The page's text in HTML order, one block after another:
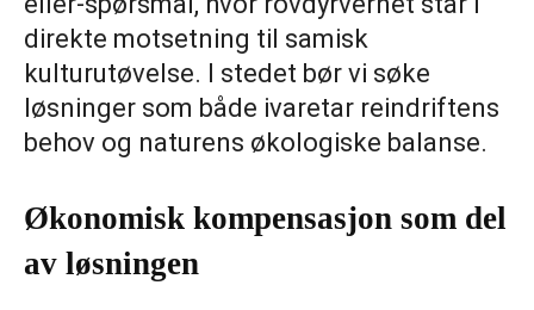
direkte motsetning til samisk
kulturutøvelse. I stedet bør vi søke
løsninger som både ivaretar reindriftens
behov og naturens økologiske balanse.
Økonomisk kompensasjon som del
av løsningen